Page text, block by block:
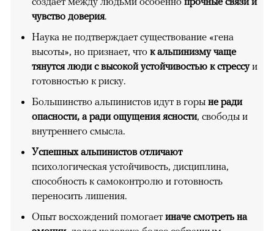
чувство доверия.
Наука не подтверждает существование «гена
высоты», но признает, что к альпинизму чаще
тянутся люди с высокой устойчивостью к стрессуи
готовностью к риску.
Большинство альпинистов идут в горы не ради
опасности, а ради ощущения ясности, свободы и
внутреннего смысла.
Успешных альпинистов отличают
психологическая устойчивость, дисциплина,
способность к самоконтролю и готовность
переносить лишения.
Опыт восхождений помогает иначе смотреть на